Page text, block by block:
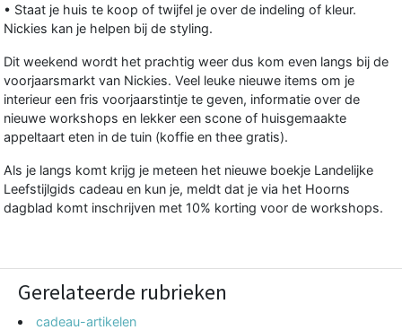
• Staat je huis te koop of twijfel je over de indeling of kleur.
Nickies kan je helpen bij de styling.
Dit weekend wordt het prachtig weer dus kom even langs bij de
voorjaarsmarkt van Nickies. Veel leuke nieuwe items om je
interieur een fris voorjaarstintje te geven, informatie over de
nieuwe workshops en lekker een scone of huisgemaakte
appeltaart eten in de tuin (koffie en thee gratis).
Als je langs komt krijg je meteen het nieuwe boekje Landelijke
Leefstijlgids cadeau en kun je, meldt dat je via het Hoorns
dagblad komt inschrijven met 10% korting voor de workshops.
Gerelateerde rubrieken
cadeau-artikelen